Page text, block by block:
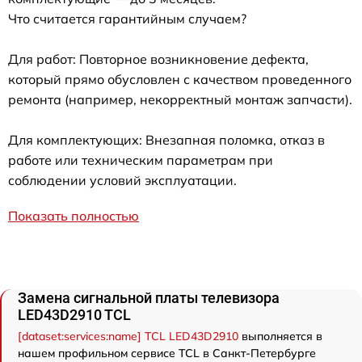
Что считается гарантийным случаем?
Для работ: Повторное возникновение дефекта,
который прямо обусловлен с качеством проведенного
ремонта (например, некорректный монтаж запчасти).
Для комплектующих: Внезапная поломка, отказ в
работе или техническим параметрам при
соблюдении условий эксплуатации.
Показать полностью
Замена сигнальной платы телевизора
LED43D2910 TCL
[dataset:services:name] TCL LED43D2910 выполняется в
нашем профильном сервисе TCL в Санкт-Петербурге